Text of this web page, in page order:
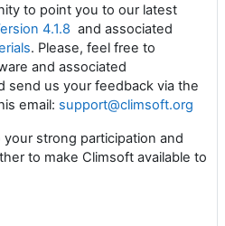
to point you to our latest
4.1.8 and associated
. Please, feel free to
and associated
send us your feedback via the
email: support@climsoft.org
strong participation and
to make Climsoft available to